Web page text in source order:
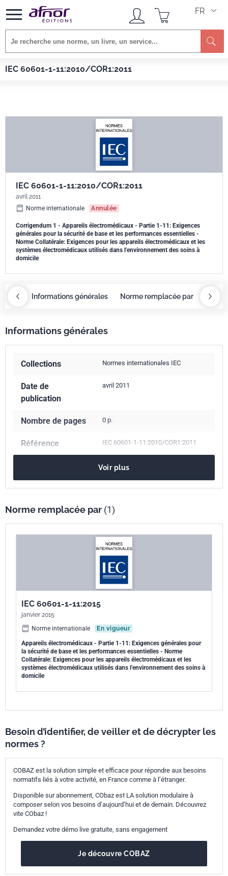
FR
IEC 60601-1-11:2010/COR1:2011
Afnor EDITIONS Normes IEC 60601-1-11:2010/COR1:2011
IEC 60601-1-11:2010/COR1:2011
avril 2011
Norme internationale
Annulée
Corrigendum 1 - Appareils électromédicaux - Partie 1-11: Exigences
générales pour la sécurité de base et les performances essentielles -
Norme Collatérale: Exigences pour les appareils électromédicaux et les
systèmes électromédicaux utilisés dans l'environnement des soins à
domicile
Informations générales Norme remplacée par
Informations générales
Collections Normes internationales IEC
Date de
publication
avril 2011
Nombre de pages 0 p.
Référence IEC 60601-1-11:2010/COR1:2011
1 - mai 2011
Voir plus
Norme remplacée par (1)
IEC 60601-1-11:2015
janvier 2015
Norme internationale
En vigueur
Appareils électromédicaux - Partie 1-11: Exigences générales pour
la sécurité de base et les performances essentielles - Norme
Collatérale: Exigences pour les appareils électromédicaux et les
systèmes électromédicaux utilisés dans l'environnement des soins à
domicile
Besoin d’identifier, de veiller et de décrypter les
normes ?
COBAZ est la solution simple et efficace pour répondre aux besoins
normatifs liés à votre activité, en France comme à l’étranger.
Disponible sur abonnement, CObaz est LA solution modulaire à
composer selon vos besoins d’aujourd’hui et de demain. Découvrez
vite CObaz !
Demandez votre démo live gratuite, sans engagement
Je découvre COBAZ